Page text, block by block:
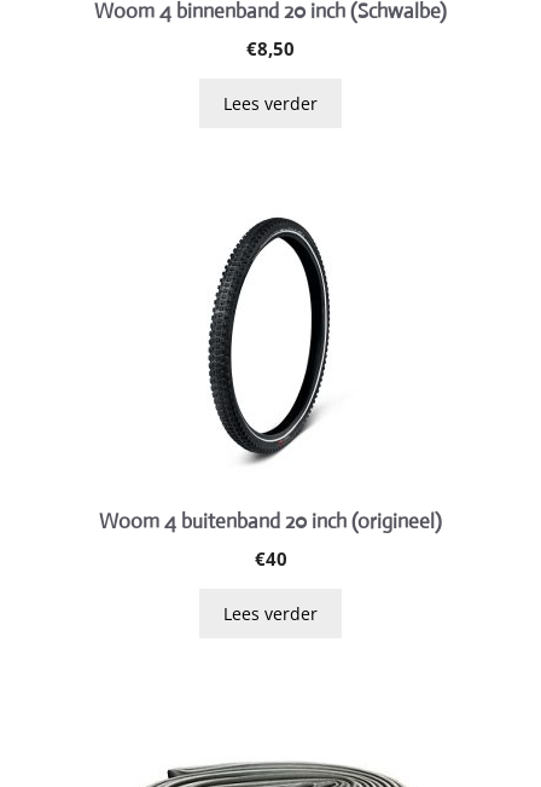
Woom 4 binnenband 20 inch (Schwalbe)
€8,50
Lees verder
Woom 4 buitenband 20 inch (origineel)
€40
Lees verder